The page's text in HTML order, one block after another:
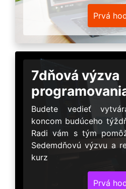
Prvá
7dňová výzva
Budete vedieť
koncom budúceho
Radi vám s tým
Sedemdňovú výzvu a
kurz
Prvá